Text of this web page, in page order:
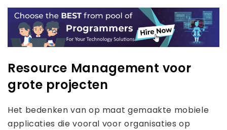
Resource Management voor
grote projecten
Het bedenken van op maat gemaakte mobiele
applicaties die vooral voor organisaties op